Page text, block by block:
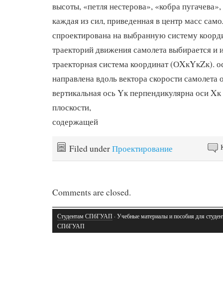
высоты, «петля нестерова», «кобра
каждая из сил, приведенная в центр масс
спроектирована на выбранную систему
траекторий движения самолета выбирается и
траекторная система координат (ОXкYкZк).
направлена вдоль вектора скорости самолета
вертикальная ось Yк перпендикулярна оси Xк
плоскости,
содержащей
Filed underПроектирование
Comments are closed.
Студентам СПбГУАП · Учебные материалы и пособия для
СПбГУАП